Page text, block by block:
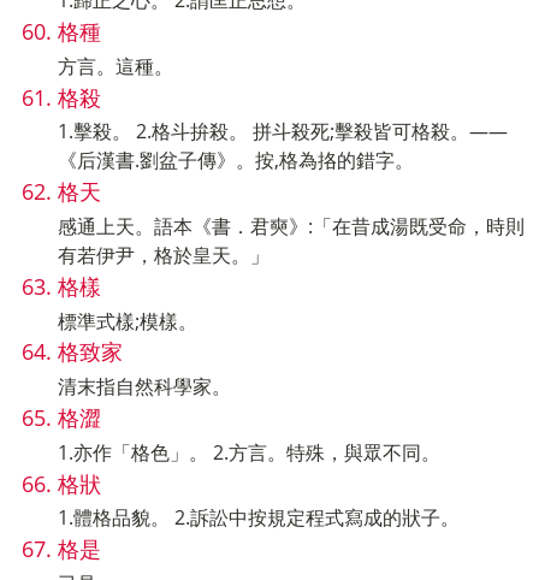
格種
方言。這種。
格殺
1.擊殺。 2.格斗拚殺。 拼斗殺死;擊殺皆可格殺。——
《后漢書.劉盆子傳》。按,格為挌的錯字。
格天
感通上天。語本《書．君奭》:「在昔成湯既受命，時則
有若伊尹，格於皇天。」
格樣
標準式樣;模樣。
格致家
清末指自然科學家。
格澀
1.亦作「格色」。 2.方言。特殊，與眾不同。
格狀
1.體格品貌。 2.訴訟中按規定程式寫成的狀子。
格是